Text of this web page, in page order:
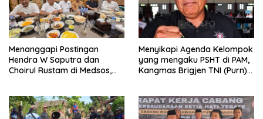
Menanggapi Postingan
Hendra W Saputra dan
Choirul Rustam di Medsos,
Menyikapi Agenda Kelompok
yang mengaku PSHT di PAM,
Kangmas Brigjen TNI (Purn)